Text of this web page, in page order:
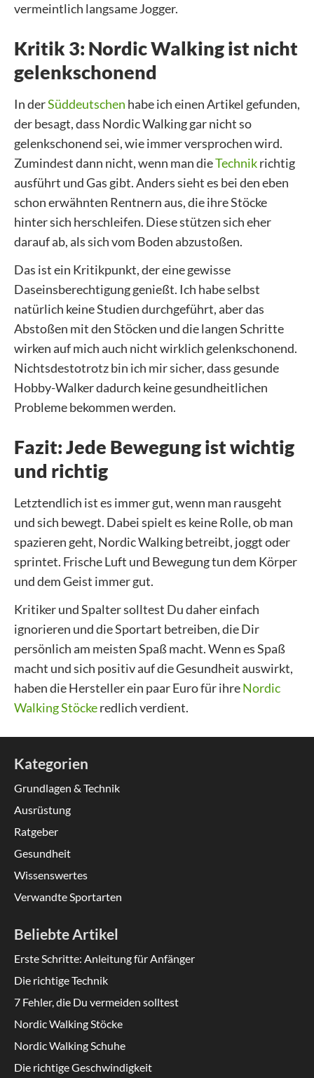
vermeintlich langsame Jogger.
Kritik 3: Nordic Walking ist nicht
gelenkschonend
In derSüddeutschen habe ich einen Artikel gefunden,
der besagt, dass Nordic Walking gar nicht so
gelenkschonend sei, wie immer versprochen wird.
Zumindest dann nicht, wenn man dieTechnikrichtig
ausführt und Gas gibt. Anders sieht es bei den eben
schon erwähnten Rentnern aus, die ihre Stöcke
hinter sich herschleifen. Diese stützen sich eher
darauf ab, als sich vom Boden abzustoßen.
Das ist ein Kritikpunkt, der eine gewisse
Daseinsberechtigung genießt. Ich habe selbst
natürlich keine Studien durchgeführt, aber das
Abstoßen mit den Stöcken und die langen Schritte
wirken auf mich auch nicht wirklich gelenkschonend.
Nichtsdestotrotz bin ich mir sicher, dass gesunde
Hobby-Walker dadurch keine gesundheitlichen
Probleme bekommen werden.
Fazit: Jede Bewegung ist wichtig
und richtig
Letztendlich ist es immer gut, wenn man rausgeht
und sich bewegt. Dabei spielt es keine Rolle, ob man
spazieren geht, Nordic Walking betreibt, joggt oder
sprintet. Frische Luft und Bewegung tun dem Körper
und dem Geist immer gut.
Kritiker und Spalter solltest Du daher einfach
ignorieren und die Sportart betreiben, die Dir
persönlich am meisten Spaß macht. Wenn es Spaß
macht und sich positiv auf die Gesundheit auswirkt,
haben die Hersteller ein paar Euro für ihreNordic
Walking Stöckeredlich verdient.
Kategorien
Grundlagen & Technik
Ausrüstung
Ratgeber
Gesundheit
Wissenswertes
Verwandte Sportarten
Beliebte Artikel
Erste Schritte: Anleitung für Anfänger
Die richtige Technik
7 Fehler, die Du vermeiden solltest
Nordic Walking Stöcke
Nordic Walking Schuhe
Die richtige Geschwindigkeit